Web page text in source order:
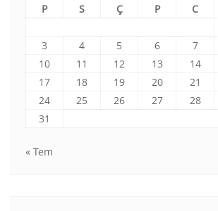
P S Ç P C
3
4 5 6 7
10
11 12 13 14
17
18 19 20 21
24
25 26 27 28
31
« Tem